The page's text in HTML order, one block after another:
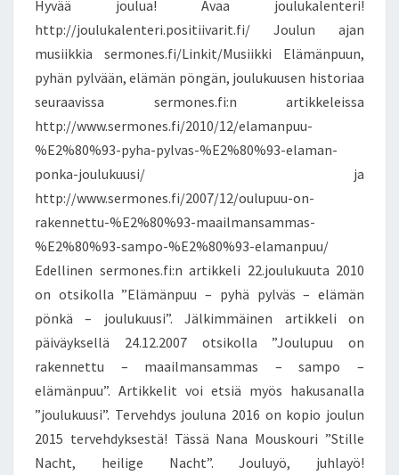
A
!
M
E
R
Y
H
S
T
M
A
!
2
0
1
6
S
Hyvää joulua! Avaa joulukalenteri!
http://joulukalenteri.positiivarit.fi/ Joulun ajan
musiikkia sermones.fi/Linkit/Musiikki Elämänpuun,
pyhän pylvään, elämän pöngän, joulukuusen historiaa
seuraavissa sermones.fi:n artikkeleissa
http://www.sermones.fi/2010/12/elamanpuu-
%E2%80%93-pyha-pylvas-%E2%80%93-elaman-
ponka-joulukuusi/ ja
http://www.sermones.fi/2007/12/oulupuu-on-
rakennettu-%E2%80%93-maailmansammas-
%E2%80%93-sampo-%E2%80%93-elamanpuu/
Edellinen sermones.fi:n artikkeli 22.joulukuuta 2010
on otsikolla ”Elämänpuu – pyhä pylväs – elämän
pönkä – joulukuusi”. Jälkimmäinen artikkeli on
päiväyksellä 24.12.2007 otsikolla ”Joulupuu on
rakennettu – maailmansammas – sampo –
elämänpuu”. Artikkelit voi etsiä myös hakusanalla
”joulukuusi”. Tervehdys jouluna 2016 on kopio joulun
2015 tervehdyksestä! Tässä Nana Mouskouri ”Stille
Nacht, heilige Nacht”. Jouluyö, juhlayö!